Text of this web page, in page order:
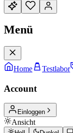
Menü
Home Testlabor
Account
Einloggen
Ansicht